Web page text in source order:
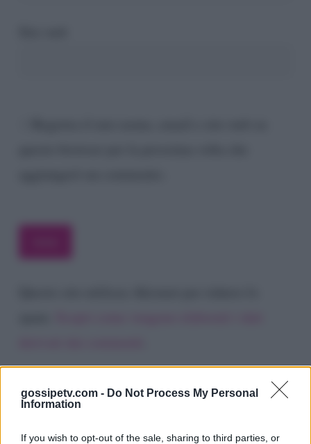
gossipetv.com - Do Not Process My Personal
Information
If you wish to opt-out of the sale, sharing to third parties, or